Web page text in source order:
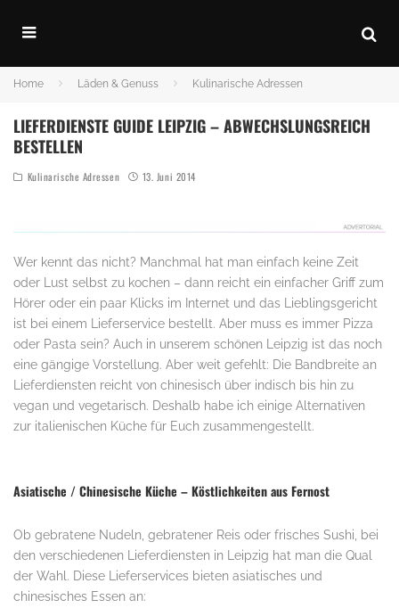
Home Läden & Genuss Kulinarische Adressen
LIEFERDIENSTE GUIDE LEIPZIG – ABWECHSLUNGSREICH
BESTELLEN
Kulinarische Adressen 13. Juni 2014
Wer kennt das nicht? Manchmal hat man einfach keine Zeit
oder Lust selbst zu kochen – dann reicht ein einfacher Griff zum
Hörer oder ein paar Klicks im Internet und das Lieblingsgericht
ist bei einem Lieferservice bestellt. Aber muss es immer Pizza
oder Pasta sein? Auch in unserem schönen Leipzig ist das noch
eine gängige Vorstellung. Aber weit gefehlt: Die Bandbreite an
Lieferdiensten reicht von chinesisch über indisch bis hin zu
vegan und vegetarisch. Deshalb habe ich einige Alternativen
zur italienischen Küche für Euch zusammengestellt.
Asiatische / Chinesische Küche – Köstlichkeiten aus Fernost
Ob gebratene Nudeln, gebratener Reis oder frisches Sushi, bei
den verschiedenen Lieferdiensten in Leipzig hat man die Qual
der Wahl. Diese Lieferservices bieten asiatisches und
chinesisches Essen an: